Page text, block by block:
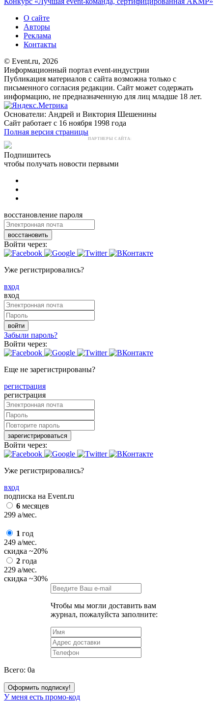
О сайте
Авторы
Реклама
Контакты
© Event.ru, 2026
Информационный портал event-индустрии
Публикация материалов с сайта возможна только с
письменного согласия редакции. Сайт может содержать
информацию, не предназначенную для лиц младше 18 лет.
Основатели: Андрей и Виктория Шешенины
Сайт работает с 16 ноября 1998 года
Полная версия страницы
ПАРТНЕРЫ САЙТА:
Подпишитесь
чтобы получать новости первыми
восстановление пароля
восстановить
Войти через:
Уже регистрировались?
вход
вход
войти
Забыли пароль?
Войти через:
Еще не зарегистрированы?
регистрация
регистрация
зарегистрироваться
Войти через:
Уже регистрировались?
вход
подписка на Event.ru
6 месяцев
299 a/мес.
1 год
249 a/мес.
скидка ~20%
2 года
229 a/мес.
скидка ~30%
Чтобы мы могли доставить вам
журнал, пожалуйста заполните:
Всего: 0a
Оформить подписку!
У меня есть промо-код